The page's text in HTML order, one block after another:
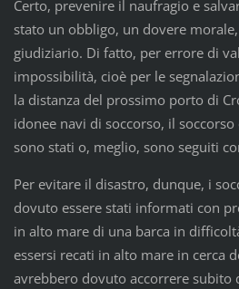
Certo, prevenire il naufragio e
stato un obbligo, un dovere
giudiziario. Di fatto, per errore di
impossibilità, cioè per le
la distanza del prossimo porto di
idonee navi di soccorso, il
sono stati o, meglio, sono seguiti
Per evitare il disastro, dunque, i
dovuto essere stati informati con
in alto mare di una barca in
essersi recati in alto mare in cerca
avrebbero dovuto accorrere subito